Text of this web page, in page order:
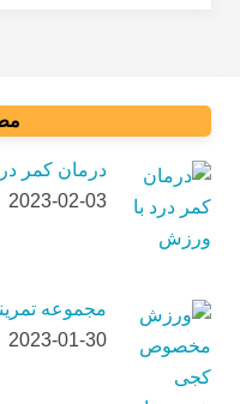
درمان کمر
2023-02-03
مجموعه
2023-01-30